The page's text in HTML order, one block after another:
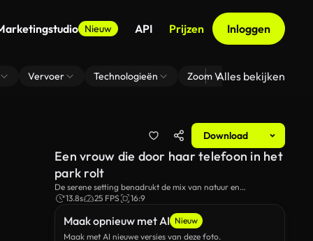
Nieuw API Prijzen Inloggen
Vervoer Technologieën Zoom Virtuele
Alles bekijken
Download
Maak opnieuw met AI Nieuw
Maak met AI nieuwe versies van deze foto.
Een vrouw die door haar telefoon in het
park rolt
De serene setting benadrukt de mix van natuur en
technologie tijdens de rustige avonduren.
13.8s 25 FPS 16:9